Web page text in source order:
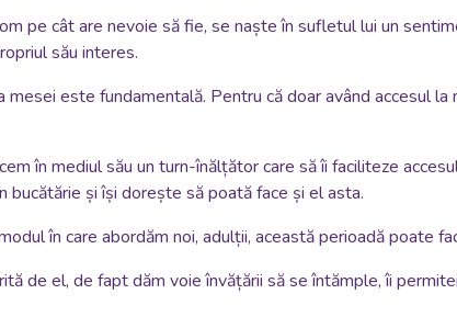
pe cât are nevoie să fie, se naște în sufletul lui un
său interes.
este fundamentală. Pentru că doar având accesul
în mediul său un turn-înălțător care să îi faciliteze
bucătărie și își dorește să poată face și el asta.
în care abordăm noi, adulții, această perioadă poate
de el, de fapt dăm voie învățării să se întămple, îi